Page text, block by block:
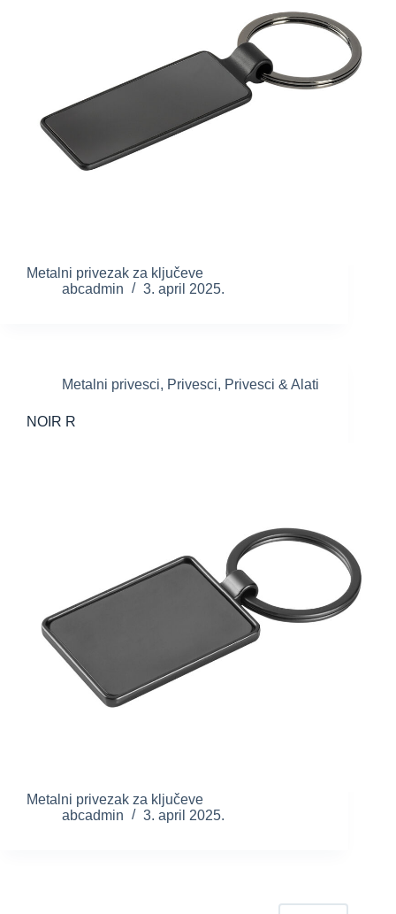
Metalni privezak za ključeve
abcadmin
3. april 2025.
Metalni privesci, Privesci, Privesci & Alati
NOIR R
Metalni privezak za ključeve
abcadmin
3. april 2025.